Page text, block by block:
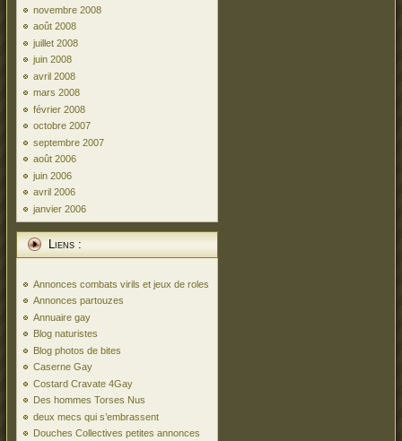
novembre 2008
août 2008
juillet 2008
juin 2008
avril 2008
mars 2008
février 2008
octobre 2007
septembre 2007
août 2006
juin 2006
avril 2006
janvier 2006
Liens :
Annonces combats virils et jeux de roles
Annonces partouzes
Annuaire gay
Blog naturistes
Blog photos de bites
Caserne Gay
Costard Cravate 4Gay
Des hommes Torses Nus
deux mecs qui s’embrassent
Douches Collectives petites annonces